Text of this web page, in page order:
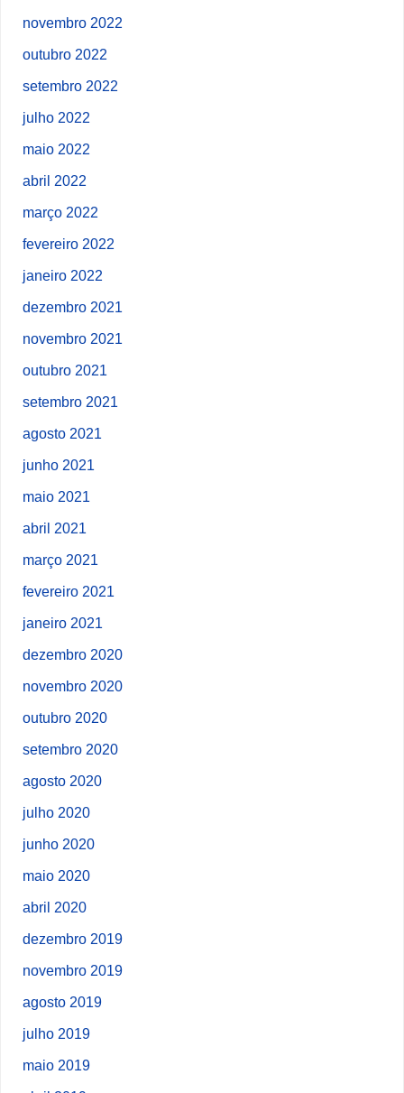
novembro 2022
outubro 2022
setembro 2022
julho 2022
maio 2022
abril 2022
março 2022
fevereiro 2022
janeiro 2022
dezembro 2021
novembro 2021
outubro 2021
setembro 2021
agosto 2021
junho 2021
maio 2021
abril 2021
março 2021
fevereiro 2021
janeiro 2021
dezembro 2020
novembro 2020
outubro 2020
setembro 2020
agosto 2020
julho 2020
junho 2020
maio 2020
abril 2020
dezembro 2019
novembro 2019
agosto 2019
julho 2019
maio 2019